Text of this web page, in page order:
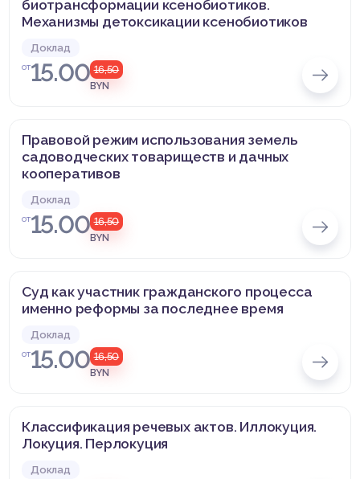
биотрансформации ксенобиотиков.
Механизмы детоксикации ксенобиотиков
Доклад
от15.00 16,50
BYN
Правовой режим использования земель
садоводческих товариществ и дачных
кооперативов
Доклад
от15.00 16,50
BYN
Суд как участник гражданского процесса
именно реформы за последнее время
Доклад
от15.00 16,50
BYN
Классификация речевых актов. Иллокуция.
Локуция. Перлокуция
Доклад